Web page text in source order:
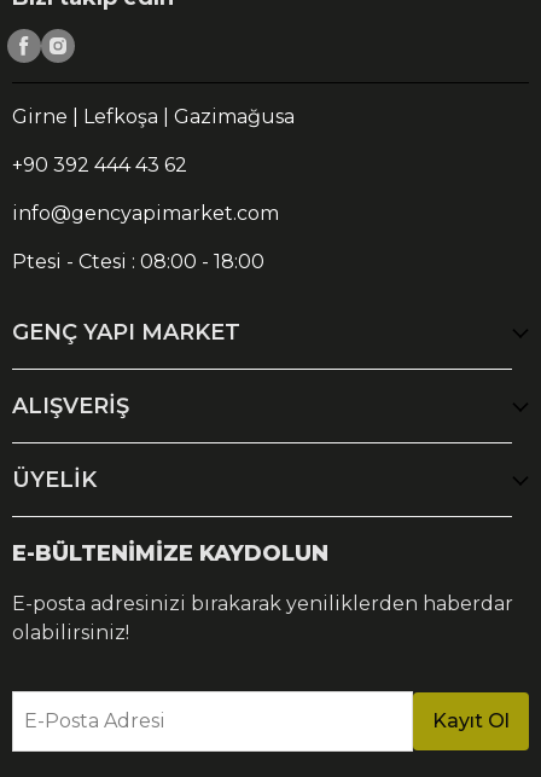
Girne | Lefkoşa | Gazimağusa
+90 392 444 43 62
info@gencyapimarket.com
Ptesi - Ctesi : 08:00 - 18:00
GENÇ YAPI MARKET
ALIŞVERİŞ
ÜYELİK
E-BÜLTENİMİZE KAYDOLUN
E-posta adresinizi bırakarak yeniliklerden haberdar
olabilirsiniz!
E-Posta Adresi Kayıt Ol